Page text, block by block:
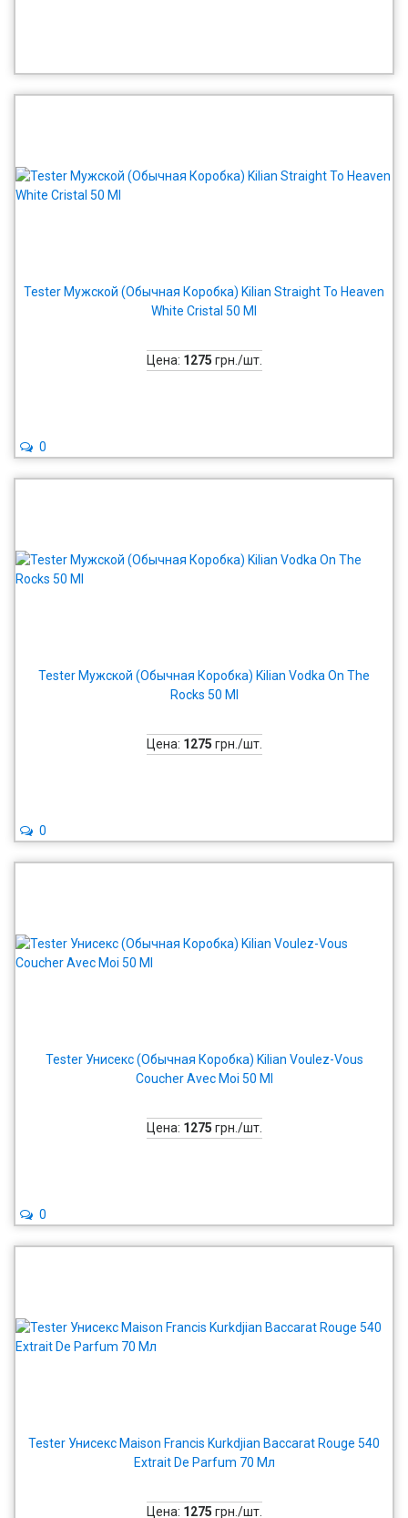
Tester Мужской (Обычная Коробка) Kilian Straight To Heaven
White Cristal 50 Ml
Цена: 1275 грн./шт.
0
Tester Мужской (Обычная Коробка) Kilian Vodka On The
Rocks 50 Ml
Цена: 1275 грн./шт.
0
Tester Унисекс (Обычная Коробка) Kilian Voulez-Vous
Coucher Avec Moi 50 Ml
Цена: 1275 грн./шт.
0
Tester Унисекс Maison Francis Kurkdjian Baccarat Rouge 540
Extrait De Parfum 70 Мл
Цена: 1275 грн./шт.